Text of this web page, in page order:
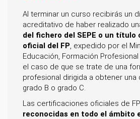
Al terminar un curso recibirás un
acreditativo de haber realizado
del fichero del SEPE o un
oficial del FP, expedido por el
Educación, Formación
el caso de que se trate de una
profesional dirigida a obtener una
grado B o grado C.
Las certificaciones oficiales de
reconocidas en todo el ámbito